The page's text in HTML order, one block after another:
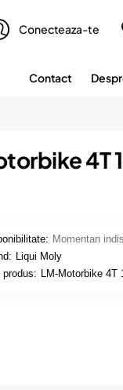
Conecteaza-te
Contact
4T
Momentan
Liqui Moly
produs: LM-Motorbike 4T